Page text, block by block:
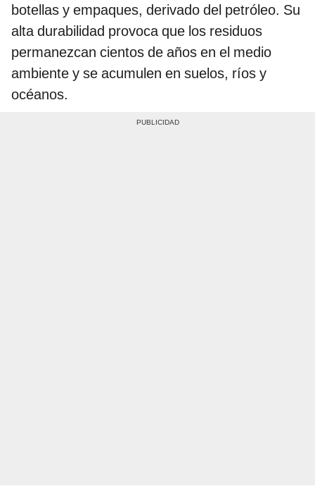
botellas y empaques, derivado del petróleo. Su
alta durabilidad provoca que los residuos
permanezcan cientos de años en el medio
ambiente y se acumulen en suelos, ríos y
océanos.